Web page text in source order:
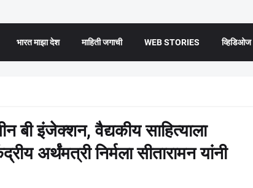
भारत माझा देश माहिती जगाची WEB STORIES व्हिडिओज
बी इंजेक्शन, वैद्यकीय साहित्याला
अर्थंमत्री निर्मला सीतारामन यांनी